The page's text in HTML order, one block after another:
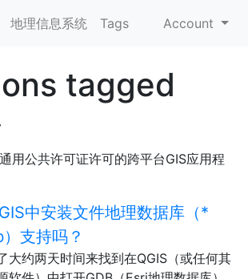
地理信息系统 Tags Account
tagged
用公共许可证许可的跨平台GIS应用程
中安装文件地理数据库（*
支持吗？
大约两天时间来找到在QGIS（或任何其